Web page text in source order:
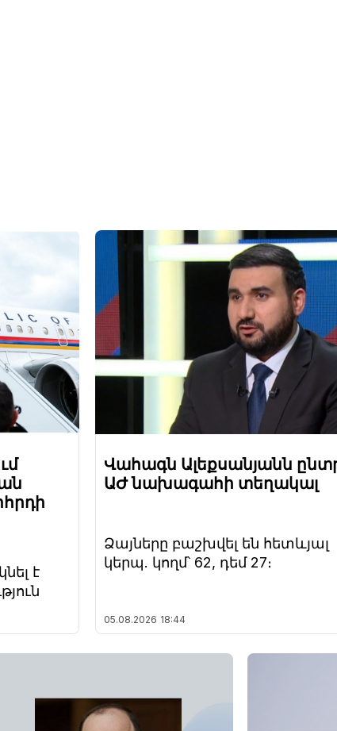
է
Վահագն Ալեքսանյանն
ԱԺ նախագահի տեղակալ
Ձայները բաշխվել են հետևյալ
կերպ. կողմ՝ 62, դեմ 27։
05.08.2026 18:44